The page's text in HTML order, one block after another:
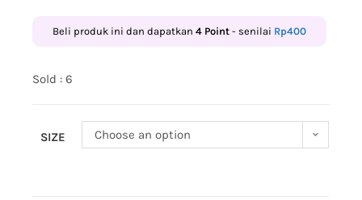
Beli produk ini dan dapatkan4 Point - senilai Rp400
Sold : 6
SIZE Choose an option